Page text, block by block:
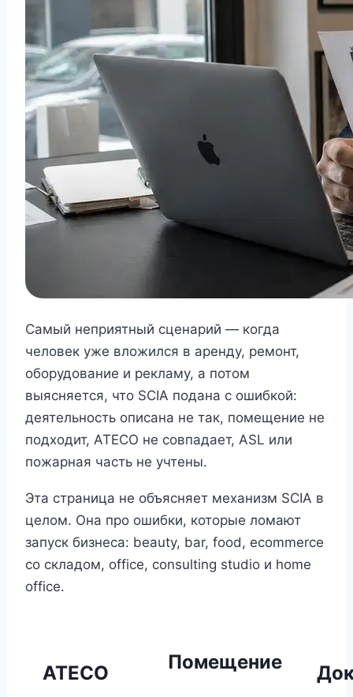
Самый неприятный сценарий — когда
человек уже вложился в аренду, ремонт,
оборудование и рекламу, а потом
выясняется, что SCIA подана с ошибкой:
деятельность описана не так, помещение не
подходит, ATECO не совпадает, ASL или
пожарная часть не учтены.
Эта страница не объясняет механизм SCIA в
целом. Она про ошибки, которые ломают
запуск бизнеса: beauty, bar, food, ecommerce
со складом, office, consulting studio и home
office.
ATECO Помещение